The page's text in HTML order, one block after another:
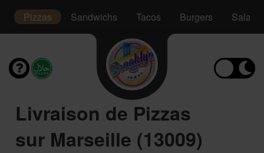
Pizzas Sandwichs Tacos Burgers
Livraison de Pizzas
sur Marseille (13009)